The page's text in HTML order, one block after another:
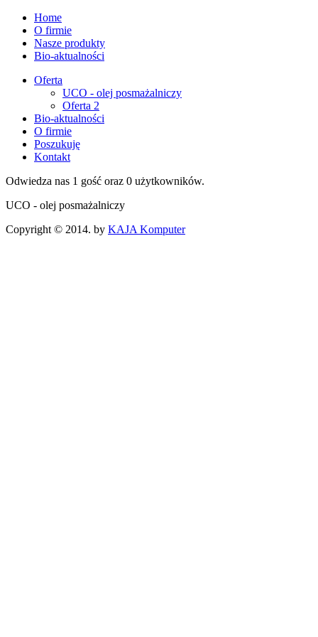
Home
O firmie
Nasze produkty
Bio-aktualności
Oferta
UCO - olej posmażalniczy
Oferta 2
Bio-aktualności
O firmie
Poszukuję
Kontakt
Odwiedza nas 1 gość oraz 0 użytkowników.
UCO - olej posmażalniczy
Copyright © 2014. by KAJA Komputer